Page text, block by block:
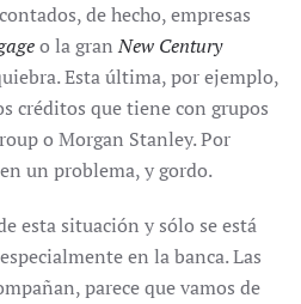
de hecho, empresas
o la granNew Century
Esta última, por ejemplo,
créditos que tiene con grupos
o Morgan Stanley. Por
un problema, y gordo.
esta situación y sólo se está
en la banca. Las
parece que vamos de